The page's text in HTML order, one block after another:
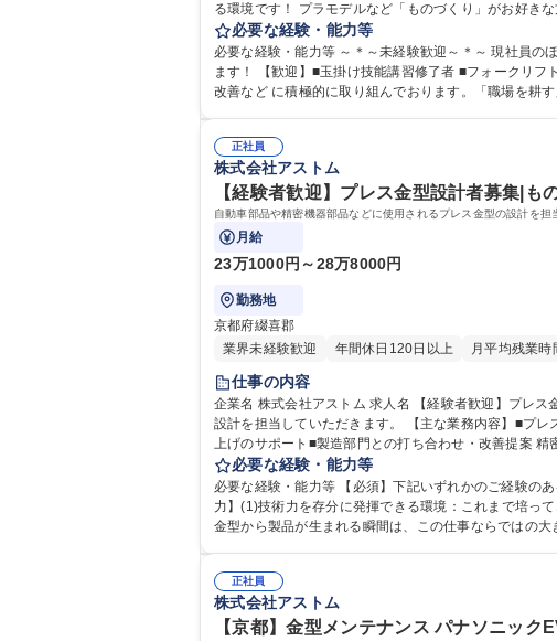
る環境です！ プラモデルなど「ものづくり」がお好き
必要な経験・能力等
必要な経験・能力等 ～＊～未経験歓迎～＊～ 現社員の
ます！ 【歓迎】■玉掛け技能講習修了者 ■フォークリフト運転技能講習修了者 ■クレーン運転特別教育修了者 ・現場主導の『ものづくり』という考えのもと、現場主導で業務
改善など に積極的に取り組んでおります。「職場を耕
正社員
株式会社アストム
【経験者歓迎】プレス金型設計者募集|も
自動車部品や精密機器部品などに使用されるプレス金型の設計を担
月給
23万1000円～28万8000円
勤務地
京都府綴喜郡
業界未経験歓迎
年間休日120日以上 月平均残業時
仕事の内容
企業名 株式会社アストム 求人名 【経験者歓迎】プレス金型設計者募集｜ものづくりの中核を担う仕事 仕事の内容 自動車部品や精密機器部品などに使用されるプレス金型の
設計を担当していただきます。 【主な業務内容】■プレス金型の設計（順送型・単発型など） ■CADを使用した図面作成・修正■金型パーツ加工のサポ－ト ■試作・量産立ち
上げのサポート■製造部門との打ち合わせ・改善提案
必要な経験・能力等
必要な経験・能力等 【必須】下記いずれかのご経験のある
力】(1)技術力を存分に発揮できる環境：これまで培っ
金型から製品が生まれる瞬間は、この仕事ならではの
正社員
株式会社アストム
【京都】金型メンテナンス パナソニッ